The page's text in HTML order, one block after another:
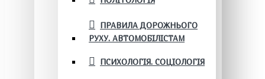
ПРАВИЛА ДОРОЖНЬОГО
РУХУ. АВТОМОБІЛІСТАМ
ПСИХОЛОГІЯ. СОЦІОЛОГІЯ